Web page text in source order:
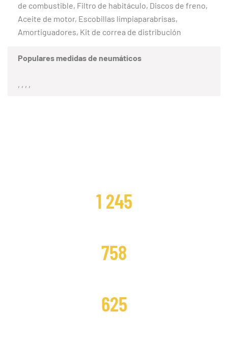
de combustible, Filtro de habitáculo, Discos de freno,
Aceite de motor, Escobillas limpiaparabrisas,
Amortiguadores, Kit de correa de distribución
Populares medidas de neumáticos
, , , ,
1 245
758
625